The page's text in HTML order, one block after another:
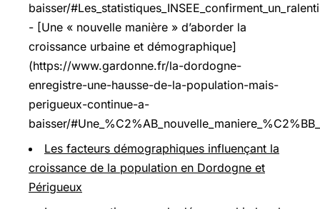
baisser/
- [Une « nouvelle manière » d’aborder la
croissance urbaine et démographique]
(https://www.gardonne.fr/la-dordogne-
enregistre-une-hausse-de-la-population-mais-
perigueux-continue-a-
baisser/
Les facteurs démographiques influençant la
croissance de la population en Dordogne et
Périgueux